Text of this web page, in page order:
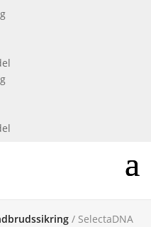
/ SelectaDNA